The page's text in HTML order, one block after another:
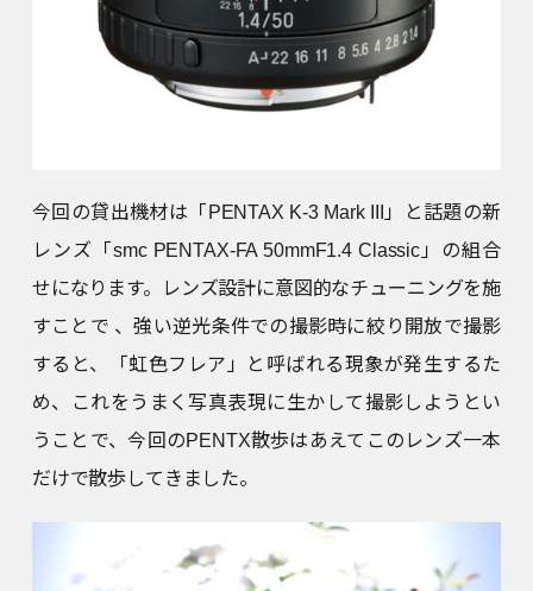
今回の貸出機材は「PENTAX K-3 Mark III」と話題の新
レンズ「smc PENTAX-FA 50mmF1.4 Classic」の組合
せになります。レンズ設計に意図的なチューニングを施
すことで 、強い逆光条件での撮影時に絞り開放で撮影
すると、「虹色フレア」と呼ばれる現象が発生するた
め、これをうまく写真表現に生かして撮影しようとい
うことで、今回のPENTX散歩はあえてこのレンズ一本
だけで散歩してきました。